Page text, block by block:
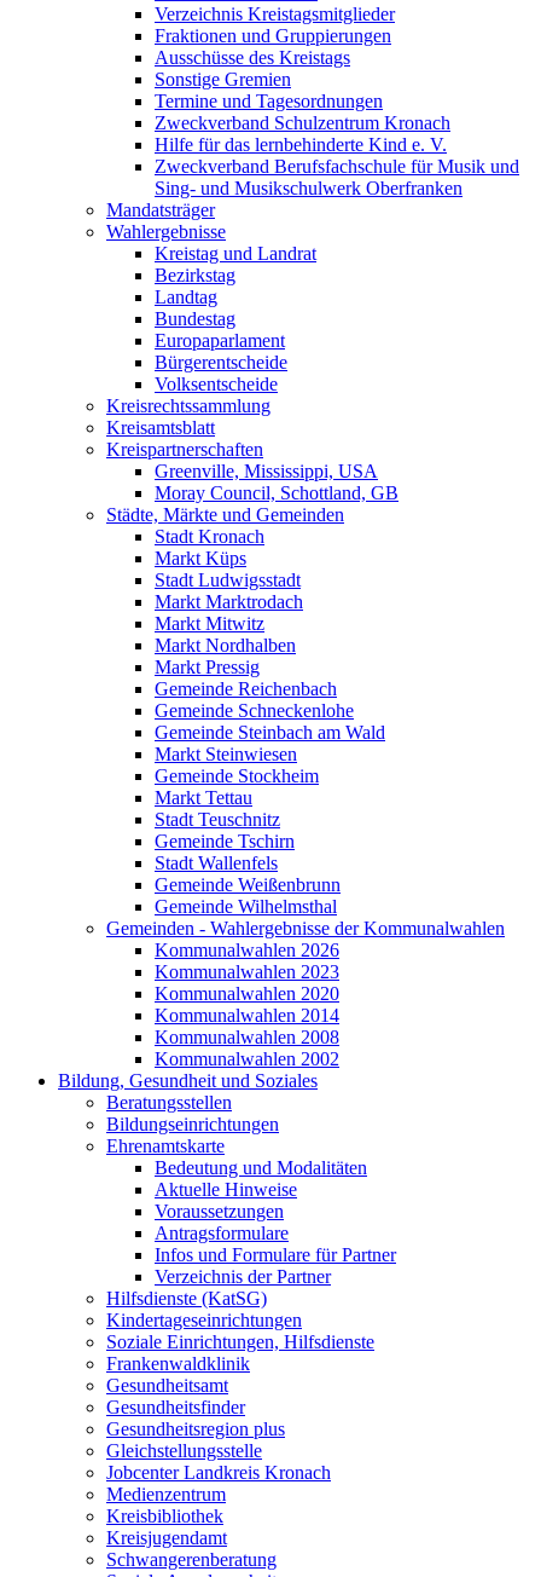
Verzeichnis Kreistagsmitglieder
Fraktionen und Gruppierungen
Ausschüsse des Kreistags
Sonstige Gremien
Termine und Tagesordnungen
Zweckverband Schulzentrum Kronach
Hilfe für das lernbehinderte Kind e. V.
Zweckverband Berufsfachschule für Musik und
Sing- und Musikschulwerk Oberfranken
Mandatsträger
Wahlergebnisse
Kreistag und Landrat
Bezirkstag
Landtag
Bundestag
Europaparlament
Bürgerentscheide
Volksentscheide
Kreisrechtssammlung
Kreisamtsblatt
Kreispartnerschaften
Greenville, Mississippi, USA
Moray Council, Schottland, GB
Städte, Märkte und Gemeinden
Stadt Kronach
Markt Küps
Stadt Ludwigsstadt
Markt Marktrodach
Markt Mitwitz
Markt Nordhalben
Markt Pressig
Gemeinde Reichenbach
Gemeinde Schneckenlohe
Gemeinde Steinbach am Wald
Markt Steinwiesen
Gemeinde Stockheim
Markt Tettau
Stadt Teuschnitz
Gemeinde Tschirn
Stadt Wallenfels
Gemeinde Weißenbrunn
Gemeinde Wilhelmsthal
Gemeinden - Wahlergebnisse der Kommunalwahlen
Kommunalwahlen 2026
Kommunalwahlen 2023
Kommunalwahlen 2020
Kommunalwahlen 2014
Kommunalwahlen 2008
Kommunalwahlen 2002
Bildung, Gesundheit und Soziales
Beratungsstellen
Bildungseinrichtungen
Ehrenamtskarte
Bedeutung und Modalitäten
Aktuelle Hinweise
Voraussetzungen
Antragsformulare
Infos und Formulare für Partner
Verzeichnis der Partner
Hilfsdienste (KatSG)
Kindertageseinrichtungen
Soziale Einrichtungen, Hilfsdienste
Frankenwaldklinik
Gesundheitsamt
Gesundheitsfinder
Gesundheitsregion plus
Gleichstellungsstelle
Jobcenter Landkreis Kronach
Medienzentrum
Kreisbibliothek
Kreisjugendamt
Schwangerenberatung